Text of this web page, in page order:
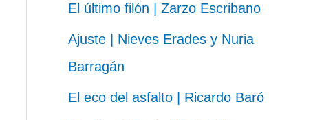
El último filón | Zarzo Escribano
Ajuste | Nieves Erades y Nuria
Barragán
El eco del asfalto | Ricardo Baró